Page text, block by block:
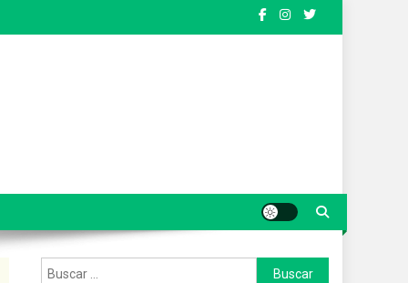
Buscar: